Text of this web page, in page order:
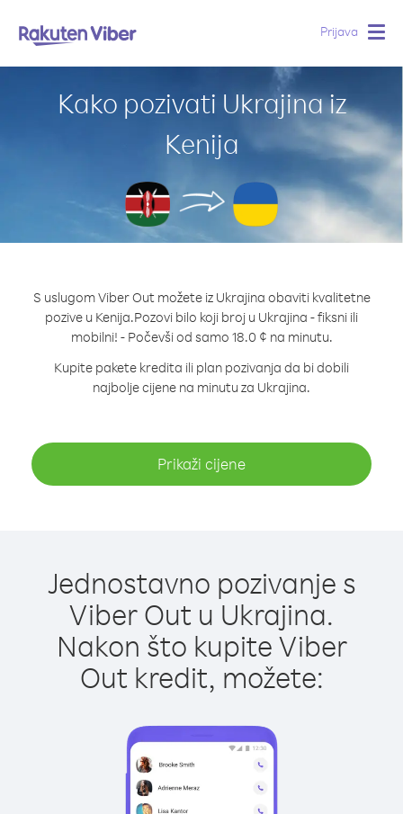
Prijava
Kako pozivati Ukrajina iz
Kenija
S uslugom Viber Out možete iz Ukrajina obaviti kvalitetne
pozive u Kenija.Pozovi bilo koji broj u Ukrajina - fiksni ili
mobilni! - Počevši od samo 18.0 ¢ na minutu.
Kupite pakete kredita ili plan pozivanja da bi dobili
najbolje cijene na minutu za Ukrajina.
Prikaži cijene
Jednostavno pozivanje s
Viber Out u Ukrajina.
Nakon što kupite Viber
Out kredit, možete: